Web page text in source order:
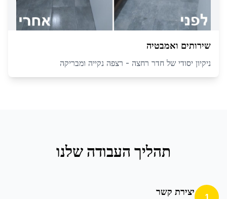
שירותים ואמבטיה
ניקיון יסודי של חדר רחצה - רצפה נקייה ומבריקה
תהליך העבודה שלנו
1 יצירת קשר